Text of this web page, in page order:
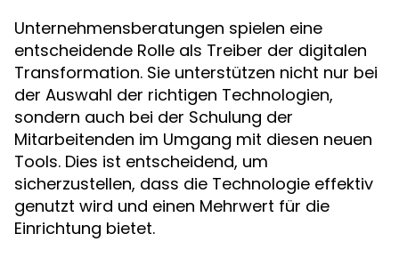
Unternehmensberatungen spielen eine
entscheidende Rolle als Treiber der digitalen
Transformation. Sie unterstützen nicht nur bei
der Auswahl der richtigen Technologien,
sondern auch bei der Schulung der
Mitarbeitenden im Umgang mit diesen neuen
Tools. Dies ist entscheidend, um
sicherzustellen, dass die Technologie effektiv
genutzt wird und einen Mehrwert für die
Einrichtung bietet.